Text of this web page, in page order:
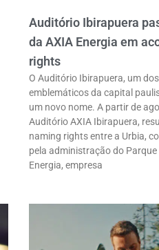
Auditório Ibirapuera
da AXIA Energia em
rights
O Auditório Ibirapuera, um
emblemáticos da capital
um novo nome. A partir de
Auditório AXIA Ibirapuera,
naming rights entre a Urbia,
pela administração do Parque
Energia, empresa